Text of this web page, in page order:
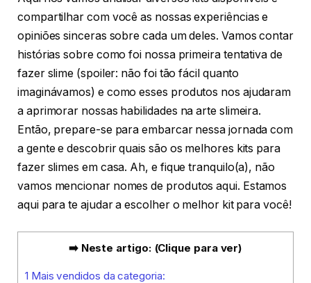
compartilhar com você as nossas experiências e
opiniões sinceras sobre cada um deles. Vamos contar
histórias sobre como foi nossa primeira tentativa de
fazer slime (spoiler: não foi tão fácil quanto
imaginávamos) e como esses produtos nos ajudaram
a aprimorar nossas habilidades na arte slimeira.
Então, prepare-se para embarcar nessa jornada com
a gente e descobrir quais são os melhores kits para
fazer slimes em casa. Ah, e fique tranquilo(a), não
vamos mencionar nomes de produtos aqui. Estamos
aqui para te ajudar a escolher o melhor kit para você!
➡️ Neste artigo: (Clique para ver)
1 Mais vendidos da categoria: